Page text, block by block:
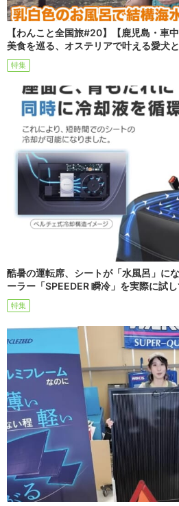
【わんこと全国旅#20】【鹿児島・車
美食を巡る、オステリアで叶える愛犬
特集
酷暑の運転席、シートが「水風呂」に
ーラー「SPEEDER 瞬冷」を実際に試
特集